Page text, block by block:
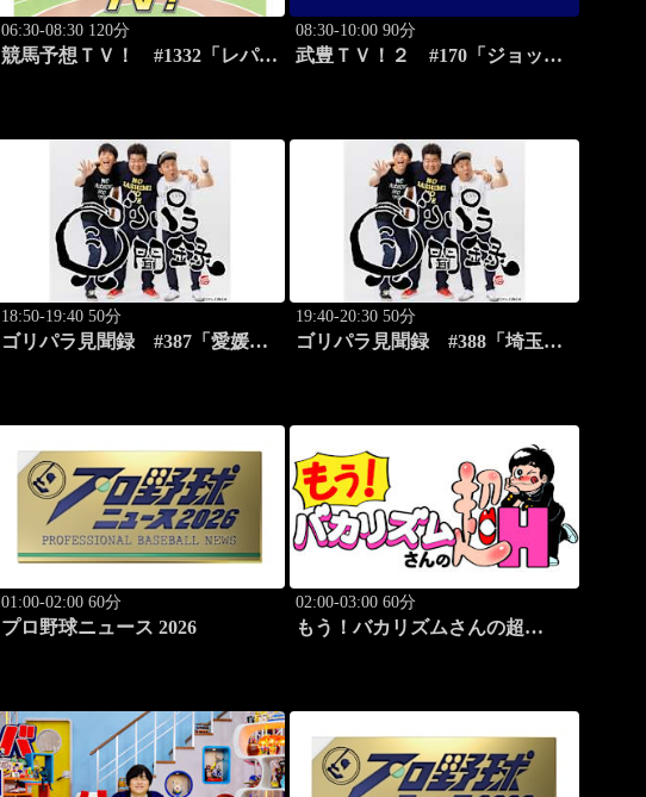
06:30-08:30 120分
競馬予想ＴＶ！ #1332「レパー
08:30-10:00 90分
武豊ＴＶ！２ #170「ジョッキ
18:50-19:40 50分
ゴリパラ見聞録 #387「愛媛
19:40-20:30 50分
ゴリパラ見聞録 #388「埼玉
01:00-02:00 60分
プロ野球ニュース 2026
02:00-03:00 60分
もう！バカリズムさんの超